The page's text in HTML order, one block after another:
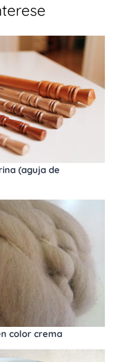
(aguja de
color crema